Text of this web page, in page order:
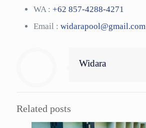
WA : +62 857-4288-4271
Email : widarapool@gmail.com
Widara
Related posts